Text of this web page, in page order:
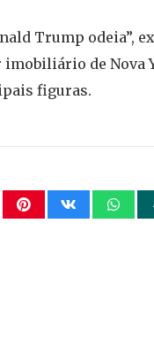
Trump odeia”,
imobiliário de Nova
figuras.